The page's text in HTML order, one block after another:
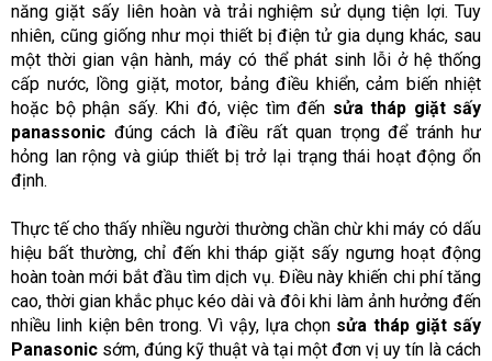
năng giặt sấy liên hoàn và trải nghiệm sử dụng tiện lợi. Tuy
nhiên, cũng giống như mọi thiết bị điện tử gia dụng khác, sau
một thời gian vận hành, máy có thể phát sinh lỗi ở hệ thống
cấp nước, lồng giặt, motor, bảng điều khiển, cảm biến nhiệt
hoặc bộ phận sấy. Khi đó, việc tìm đến sửa tháp giặt sấy
panassonic đúng cách là điều rất quan trọng để tránh hư
hỏng lan rộng và giúp thiết bị trở lại trạng thái hoạt động ổn
định.
Thực tế cho thấy nhiều người thường chần chừ khi máy có dấu
hiệu bất thường, chỉ đến khi tháp giặt sấy ngưng hoạt động
hoàn toàn mới bắt đầu tìm dịch vụ. Điều này khiến chi phí tăng
cao, thời gian khắc phục kéo dài và đôi khi làm ảnh hưởng đến
nhiều linh kiện bên trong. Vì vậy, lựa chọn sửa tháp giặt sấy
Panasonic sớm, đúng kỹ thuật và tại một đơn vị uy tín là cách